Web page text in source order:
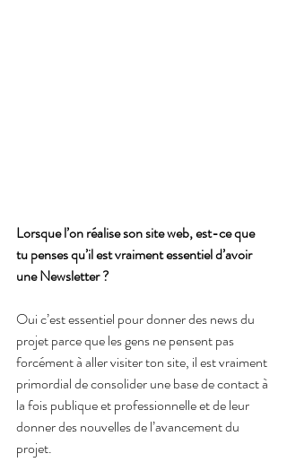
Lorsque l’on réalise son site web, est-ce que
tu penses qu’il est vraiment essentiel d’avoir
une Newsletter ?
Oui c’est essentiel pour donner des news du
projet parce que les gens ne pensent pas
forcément à aller visiter ton site, il est vraiment
primordial de consolider une base de contact à
la fois publique et professionnelle et de leur
donner des nouvelles de l’avancement du
projet.